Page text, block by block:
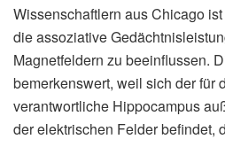
Wissenschaftlern aus Chicago
die assoziative
Magnetfeldern zu beeinflussen.
bemerkenswert, weil sich der für
verantwortliche Hippocampus
der elektrischen Felder befindet,